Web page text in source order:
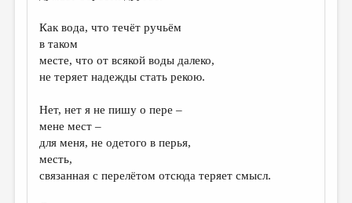
ИЗБРАННОЕ
ДАЙДЖЕСТ
ПРОИЗВЕДЕНИЯ
ПЕРЕВОДЫ
КОНКУРСЫ
ДЕТСКАЯ КОМНАТА
КНИЖНАЯ ПОЛКА
Как вода, что течёт ручьём
в таком
месте, что от всякой воды далеко,
не теряет надежды стать рекою.
Нет, нет я не пишу о пере –
мене мест –
для меня, не одетого в перья,
месть,
связанная с перелётом отсюда теряет смысл.